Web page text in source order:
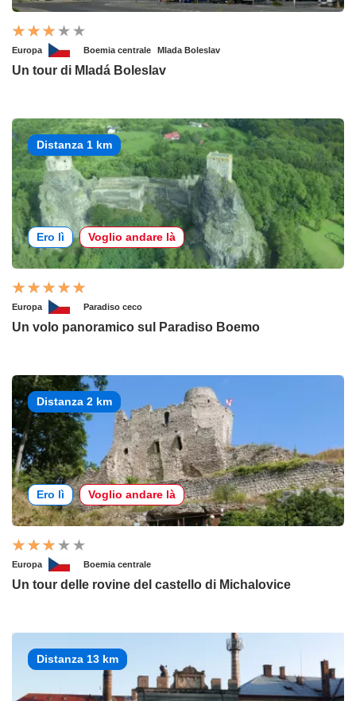
Europa Boemia centrale Mlada Boleslav
Un tour di Mladá Boleslav
Distanza 1 km
Ero lì Voglio andare là
Europa Paradiso ceco
Un volo panoramico sul Paradiso Boemo
Distanza 2 km
Ero lì Voglio andare là
Europa Boemia centrale
Un tour delle rovine del castello di Michalovice
Distanza 13 km